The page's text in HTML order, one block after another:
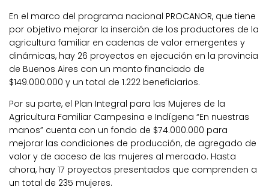
En el marco del programa nacional PROCANOR, que tiene
por objetivo mejorar la inserción de los productores de la
agricultura familiar en cadenas de valor emergentes y
dinámicas, hay 26 proyectos en ejecución en la provincia
de Buenos Aires con un monto financiado de
$149.000.000 y un total de 1.222 beneficiarios.
Por su parte, el Plan Integral para las Mujeres de la
Agricultura Familiar Campesina e Indígena “En nuestras
manos” cuenta con un fondo de $74.000.000 para
mejorar las condiciones de producción, de agregado de
valor y de acceso de las mujeres al mercado. Hasta
ahora, hay 17 proyectos presentados que comprenden a
un total de 235 mujeres.